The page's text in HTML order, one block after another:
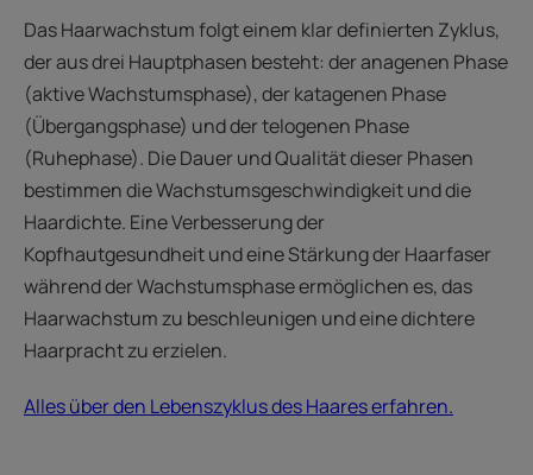
Das Haarwachstum folgt einem klar definierten Zyklus,
der aus drei Hauptphasen besteht: der anagenen Phase
(aktive Wachstumsphase), der katagenen Phase
(Übergangsphase) und der telogenen Phase
(Ruhephase). Die Dauer und Qualität dieser Phasen
bestimmen die Wachstumsgeschwindigkeit und die
Haardichte. Eine Verbesserung der
Kopfhautgesundheit und eine Stärkung der Haarfaser
während der Wachstumsphase ermöglichen es, das
Haarwachstum zu beschleunigen und eine dichtere
Haarpracht zu erzielen.
Alles über den Lebenszyklus des Haares erfahren.